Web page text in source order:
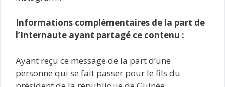
Informations complémentaires de la part de
l’Internaute ayant partagé ce contenu :
Ayant reçu ce message de la part d’une
personne qui se fait passer pour le fils du